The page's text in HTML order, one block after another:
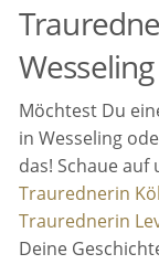
Wesseling
Möchtest Du
in Wesseling
das! Schaue
Traurednerin
Traurednerin
Deine